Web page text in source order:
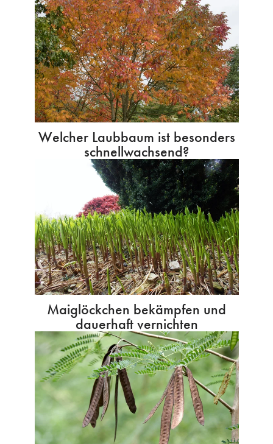
Welcher Laubbaum ist besonders
schnellwachsend?
Maiglöckchen bekämpfen und
dauerhaft vernichten